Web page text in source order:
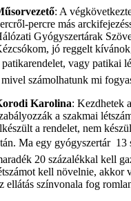
: A
percre más
Gyógyszertárak
jó reggelt
patikarendelet, vagy patikai
mivel számolhatunk mi
Karolina: Kezdhetek
a szakmai
a rendelet, nem
Ma egy gyógyszertár 
20 százalékkal kell
kell növelnie, akkor
ellátás színvonala fog